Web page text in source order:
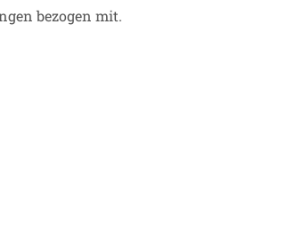
bezogen mit.